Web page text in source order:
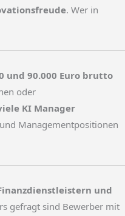
. Wer in
und 90.000 Euro brutto
oder
KI Manager
Managementpositionen
und
gefragt sind Bewerber mit